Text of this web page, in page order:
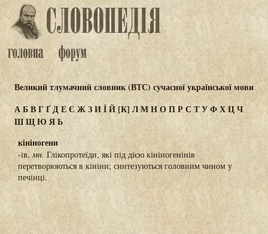
Великий тлумачний словник (ВТС) сучасної української мови
АБВГҐДЕЄ ЖЗИЇЙ [К] ЛМНОПР СТУФХЦЧ
ШЩЮЯЬ
кініногени
-ів,мн. Глікопротеїди, які під дією кініногенінів
перетворюються в кініни; синтезуються головним чином у
печінці.